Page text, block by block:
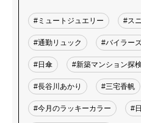
#ミュートジュエリー #ス
#通勤リュック #バイラー
#日傘 #新築マンション探
#長谷川あかり #三宅香帆
#今月のラッキーカラー #